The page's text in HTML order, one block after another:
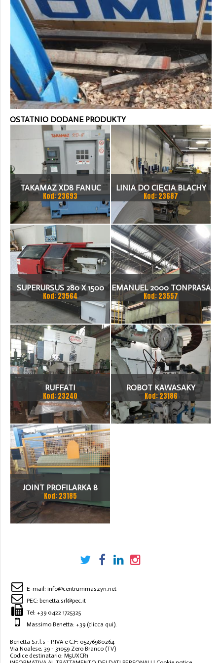
OSTATNIO DODANE PRODUKTY
TAKAMAZ XD8 FANUC
21ITA TOKARKA CNC
Kod: 23693
LINIA DO CIĘCIA BLACHY
1.500 X 1,5 (2,5) MM
Kod: 23687
SUPERURSUS 280 X 1500
TOKARKA
Kod: 23564
EMANUEL 2000 TONPRASA
HYDRAULICZNA 3200 X
2000
Kod: 23557
RUFFATI
Kod: 23240
ROBOT KAWASAKY
Kod: 23186
JOINT PROFILARKA 8
STACJI
Kod: 23185
E-mail: info@centrummaszyn.net
PEC: benetta.srl@pec.it
Tel: +39 0422 1725325
Massimo Benetta: +39 (clicca qui).
Benetta S.r.l.s - P.IVA e C.F: 05276980264
Via Noalese, 39 - 31059 Zero Branco (TV)
Codice destinatario: M5UXCR1